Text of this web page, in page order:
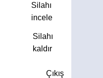
Silahı
incele
Silahı
kaldır
Çıkış